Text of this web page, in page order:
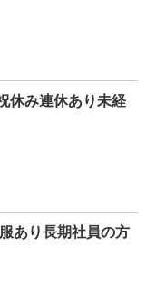
休み連休あり未経
あり長期社員の方